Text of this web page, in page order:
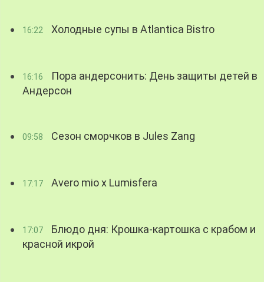
16:22 Холодные супы в Atlantica Bistro
16:16
Пора андерсонить: День защиты детей в
Андерсон
09:58 Сезон сморчков в Jules Zang
17:17 Avero mio x Lumisfera
17:07
Блюдо дня: Крошка-картошка с крабом и
красной икрой